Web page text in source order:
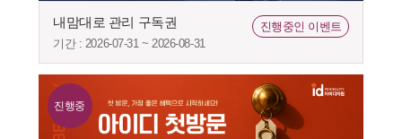
내맘대로 관리 구독권
기간 : 2026-07-31 ~ 2026-08-31
진행중인 이벤트
진행중